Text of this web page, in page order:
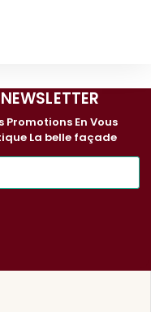
Promotions En Vous
La belle façade